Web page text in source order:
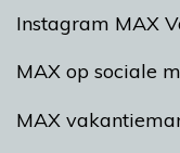
Instagram MAX
MAX op sociale
MAX